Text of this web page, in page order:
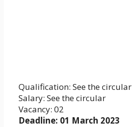
Qualification: See the circular
Salary: See the circular
Vacancy: 02
Deadline: 01 March 2023